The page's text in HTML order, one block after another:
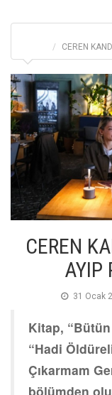
CEREN
CEREN
AYIP
31 Ocak
Kitap,
“Hadi
Çıkarmam
bölümden